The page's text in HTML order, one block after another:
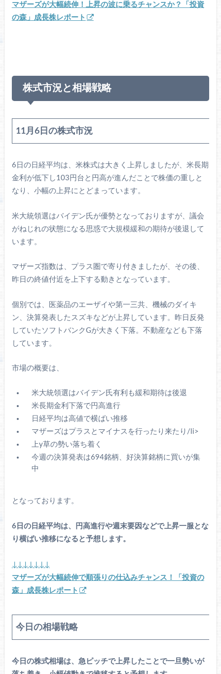
マザーズが大幅続伸！上昇の波に乗るチャンスか？「投資
の森」成長株レポート
株式市況と相場戦略
11月6日の株式市況
6日の日経平均は、米株式は大きく上昇しましたが、米長期
金利が低下し103円台と円高が進んだことで株価の重しと
なり、小幅の上昇にとどまっています。
米大統領選はバイデン氏が優勢となっておりますが、議会
がねじれの状態になる思惑で大規模緩和の期待が後退して
います。
マザーズ指数は、プラス圏で寄り付きましたが、その後、
昨日の終値付近を上下する動きとなっています。
個別では、医薬品のエーザイや第一三共、機械のダイキ
ン、決算発表したスズキなどが上昇しています。昨日反発
していたソフトバンクGが大きく下落。不動産なども下落
しています。
市場の概要は、
米大統領選はバイデン氏有利も緩和期待は後退
米長期金利下落で円高進行
日経平均は高値で横ばい推移
マザーズはプラスとマイナスを行ったり来たり/li>
上y草の勢い落ち着く
今週の決算発表は694銘柄、好決算銘柄に買いが集
中
となっております。
6日の日経平均は、円高進行や週末要因などで上昇一服とな
り横ばい推移になると予想します。
↓↓↓↓↓↓↓
マザーズが大幅続伸で順張りの仕込みチャンス！「投資の
森」成長株レポート
今日の相場戦略
今日の株式相場は、急ピッチで上昇したことで一旦勢いが